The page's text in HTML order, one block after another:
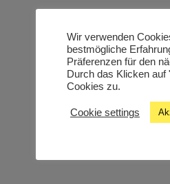
Wir verwenden
bestmögliche
Präferenzen für den
Durch das Klicken auf
Cookies zu.
Cookie settings